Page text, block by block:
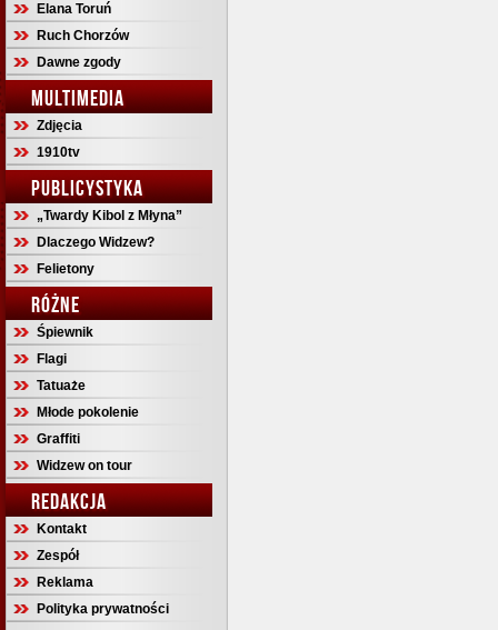
Elana Toruń
Ruch Chorzów
Dawne zgody
MULTIMEDIA
Zdjęcia
1910tv
PUBLICYSTYKA
„Twardy Kibol z Młyna”
Dlaczego Widzew?
Felietony
RÓŻNE
Śpiewnik
Flagi
Tatuaże
Młode pokolenie
Graffiti
Widzew on tour
REDAKCJA
Kontakt
Zespół
Reklama
Polityka prywatności